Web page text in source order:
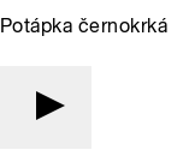
Potápka černokrká